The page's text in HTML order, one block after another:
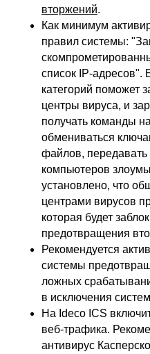
вторжений.
Как минимум
правил системы:
список IP-адресов".
категорий поможет
центры вируса, и
получать команды
обмениваться
файлов,
компьютеров
установлено, что
центрами вирусов
которая будет
предотвращения
Рекомендуется
системы
ложных
в исключения
На Ideco ICS
веб-трафика.
антивирус